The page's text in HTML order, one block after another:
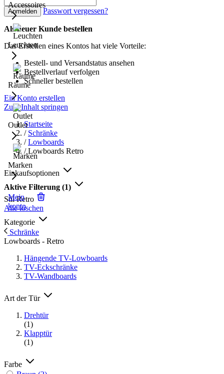
Accessoires
Leuchten
Räume
Outlet
Marken
Mein
konto
Anmelden Passwort vergessen?
Als neuer Kunde bestellen
Das Erstellen eines Kontos hat viele Vorteile:
Bestell- und Versandstatus ansehen
Bestellverlauf verfolgen
Schneller bestellen
Ein Konto erstellen
Zum Inhalt springen
Startseite
/ Schränke
/ Lowboards
/ Lowboards Retro
Einkaufsoptionen
Aktive Filterung (1)
Stil Retro
Alle löschen
Kategorie
Schränke
Lowboards - Retro
Hängende TV-Lowboards
TV-Eckschränke
TV-Wandboards
Art der Tür
Drehtür
(1)
Klapptür
(1)
Farbe